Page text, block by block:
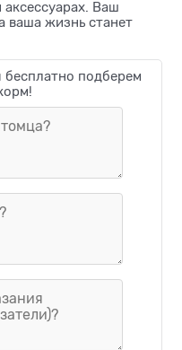
аксессуарах. Ваш
ваша жизнь станет
бесплатно подберем